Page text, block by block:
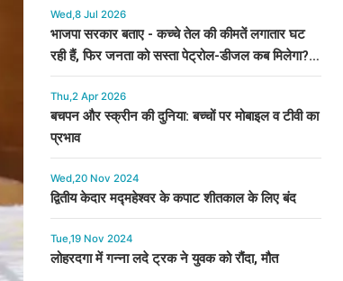
Wed,8 Jul 2026
भाजपा सरकार बताए - कच्चे तेल की कीमतें लगातार घट
रही हैं, फिर जनता को सस्ता पेट्रोल-डीजल कब मिलेगा? :
कुमारी सैलजा
Thu,2 Apr 2026
बचपन और स्क्रीन की दुनिया: बच्चों पर मोबाइल व टीवी का
प्रभाव
Wed,20 Nov 2024
द्वितीय केदार मद्महेश्वर के कपाट शीतकाल के लिए बंद
Tue,19 Nov 2024
लोहरदगा में गन्ना लदे ट्रक ने युवक को रौंदा, मौत